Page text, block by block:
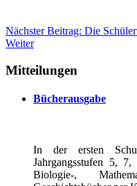
Nächster Beitrag: Die
Weiter
Mitteilungen
Bücherausgabe
In der ersten
Jahrgangsstufen 5,
Biologie-,